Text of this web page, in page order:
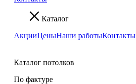
Каталог
АкцииЦеныНаши работыКонтакты
Каталог потолков
По фактуре